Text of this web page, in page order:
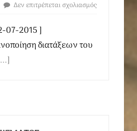
Δεν επιτρέπεται σχολιασμός
07-2015 ]
διατάξεων του